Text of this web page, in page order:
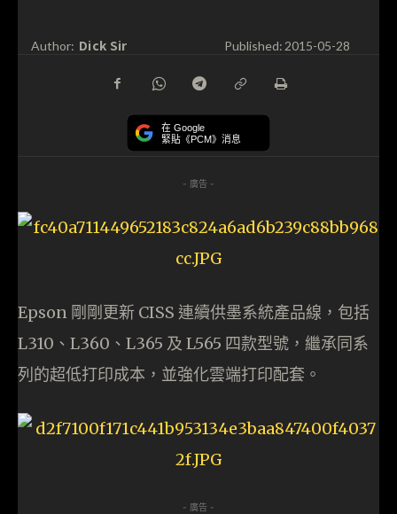
Author: Dick Sir Published:2015-05-28
在 Google
緊貼《PCM》消息
- 廣告 -
Epson 剛剛更新 CISS 連續供墨系統產品線，包括
L310、L360、L365 及 L565 四款型號，繼承同系
列的超低打印成本，並強化雲端打印配套。
- 廣告 -